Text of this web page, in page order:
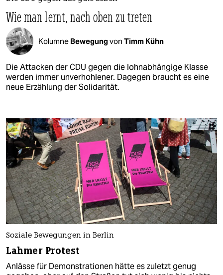
Wie man lernt, nach oben zu treten
Kolumne Bewegungvon Timm Kühn
Die Attacken der CDU gegen die lohnabhängige Klasse
werden immer unverhohlener. Dagegen braucht es eine
neue Erzählung der Solidarität.
Soziale Bewegungen in Berlin
Lahmer Protest
Anlässe für Demonstrationen hätte es zuletzt genug